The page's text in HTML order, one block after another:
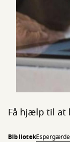
Få hjælp til at
Bibliotek